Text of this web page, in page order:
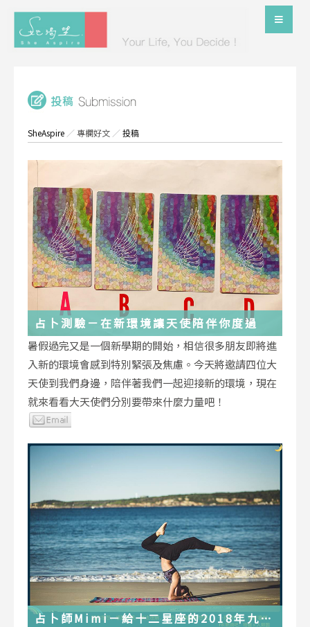
SheAspire ／專欄好文 ／投稿
占卜測驗－在新環境讓天使陪伴你度過
暑假過完又是一個新學期的開始，相信很多朋友即將進
入新的環境會感到特別緊張及焦慮。今天將邀請四位大
天使到我們身邊，陪伴著我們一起迎接新的環境，現在
就來看看大天使們分別要帶來什麼力量吧！
占卜師Mimi－給十二星座的2018年九月